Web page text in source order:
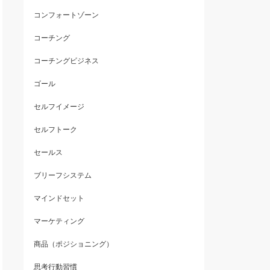
コンフォートゾーン
コーチング
コーチングビジネス
ゴール
セルフイメージ
セルフトーク
セールス
ブリーフシステム
マインドセット
マーケティング
商品（ポジショニング）
思考行動習慣